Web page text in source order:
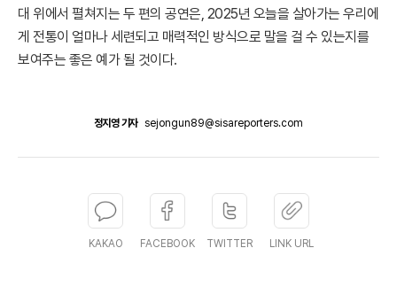
대 위에서 펼쳐지는 두 편의 공연은, 2025년 오늘을 살아가는 우리에
게 전통이 얼마나 세련되고 매력적인 방식으로 말을 걸 수 있는지를
보여주는 좋은 예가 될 것이다.
정지영 기자 sejongun89@sisareporters.com
KAKAO FACEBOOK TWITTER LINK URL